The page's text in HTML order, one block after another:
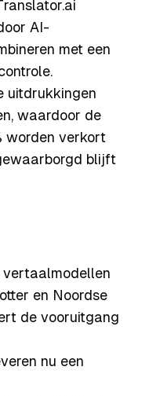
AI-
met een
uitdrukkingen
waardoor de
worden verkort
blijft
vertaalmodellen
en Noordse
de vooruitgang
nu een